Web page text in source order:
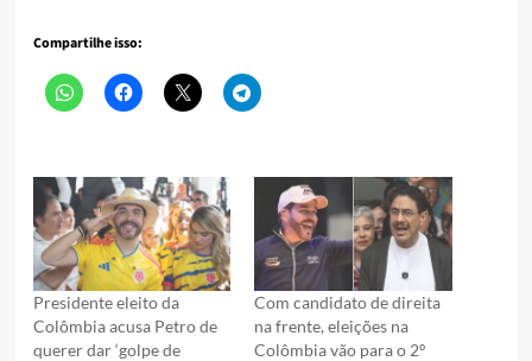
Compartilhe isso:
Presidente eleito da
Colômbia acusa Petro de
querer dar ‘golpe de
Com candidato de direita
na frente, eleições na
Colômbia vão para o 2º